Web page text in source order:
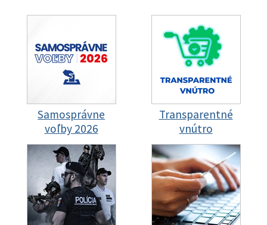
Samosprávne
voľby 2026
Transparentné
vnútro